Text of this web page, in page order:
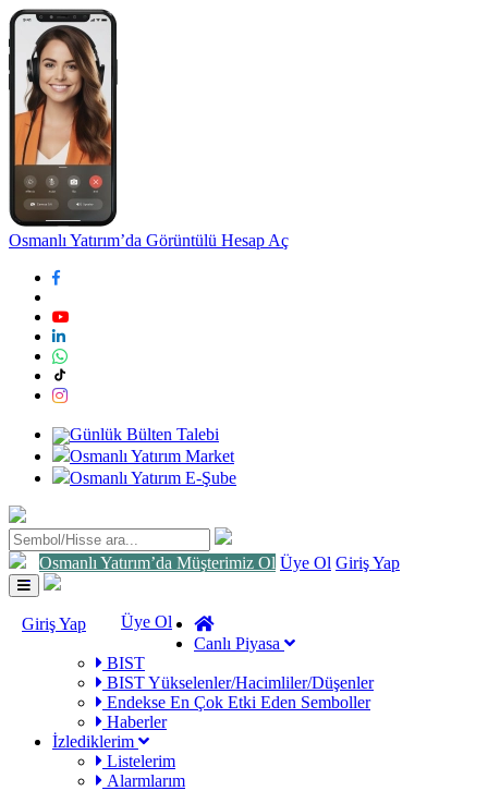
Osmanlı Yatırım’da Görüntülü Hesap Aç
Günlük Bülten Talebi
Osmanlı Yatırım Market
Osmanlı Yatırım E-Şube
Osmanlı Yatırım’da Müşterimiz Ol Üye Ol Giriş Yap
Toggle
navigation
Giriş Yap
Üye Ol
Canlı Piyasa
BIST
BIST Yükselenler/Hacimliler/Düşenler
Endekse En Çok Etki Eden Semboller
Haberler
İzlediklerim
Listelerim
Alarmlarım